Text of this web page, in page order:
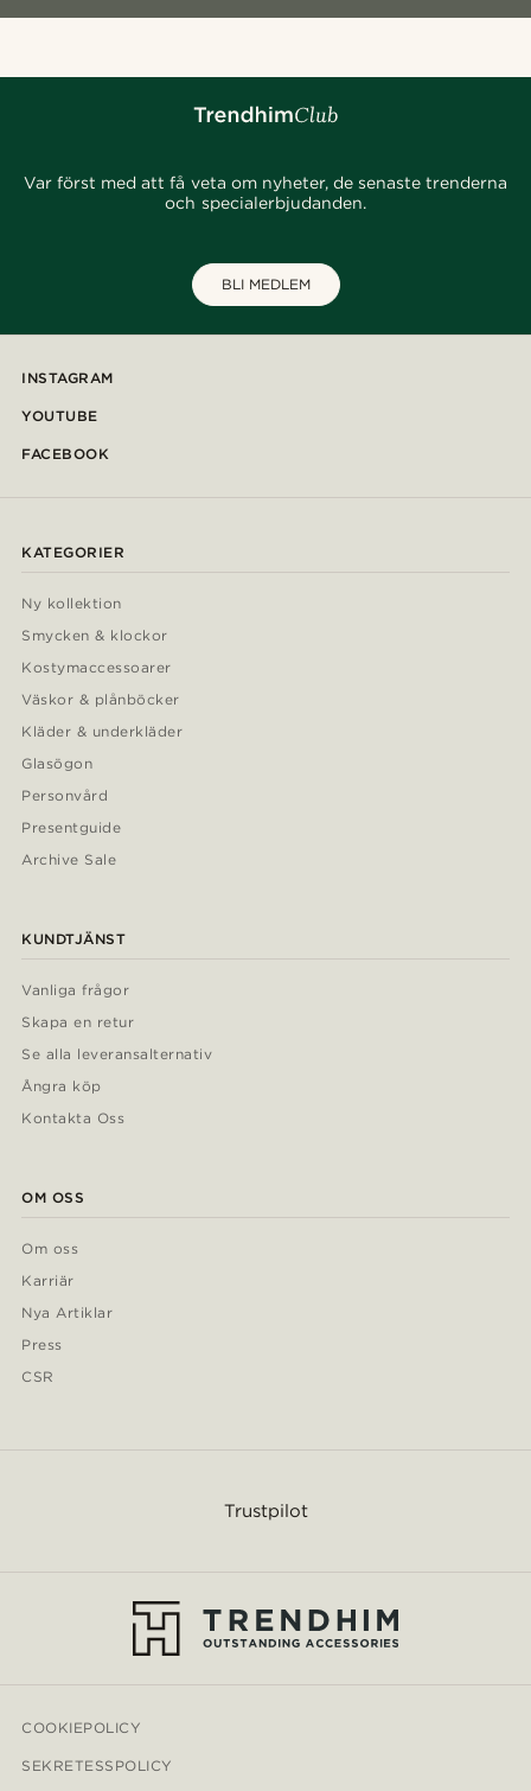
Var först med att få veta om nyheter, de senaste trenderna
och specialerbjudanden.
BLI MEDLEM
INSTAGRAM
YOUTUBE
FACEBOOK
KATEGORIER
Ny kollektion
Smycken & klockor
Kostymaccessoarer
Väskor & plånböcker
Kläder & underkläder
Glasögon
Personvård
Presentguide
Archive Sale
KUNDTJÄNST
Vanliga frågor
Skapa en retur
Se alla leveransalternativ
Ångra köp
Kontakta Oss
OM OSS
Om oss
Karriär
Nya Artiklar
Press
CSR
Trustpilot
COOKIEPOLICY
SEKRETESSPOLICY